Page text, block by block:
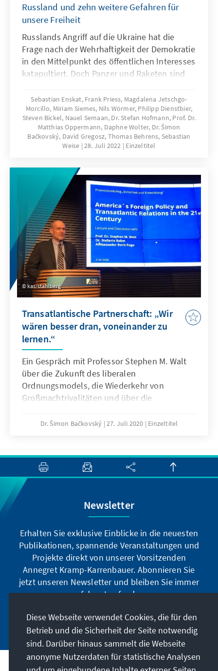
Russland und zehn weitere Gefahren für
unsere Freiheit
Russlands Angriff auf die Ukraine hat die
Frage nach der Wehrhaftigkeit der Demokratie
in den Mittelpunkt des öffentlichen Interesses
katapultiert. Doch Panzer und Raketen sind
Gesellschaft. Dieser Essayband widmet sich
daher neben der sicherheitspolitischen
Bedrohungslage in Europa noch einer Reihe
weiterer Gefahren für unsere Demokratie.
Sebastian Enskat, Frank Priess, Magdalena Jetschgo-
Morcillo, Miriam Siemes, Nils Wörmer, Philipp Dienstbier,
Steven Bickel, Nauel Semaan, Dr. Stefan Hofmann, Prof. Dr.
Matthias Oppermann, Daphne Wolter, Dr. Šimon
Bačkovský, David Gregosz, Thomas Behrens, Sebastian
Weise 28. Juli 2022 Einzeltitel
kas/stahlberg
Transatlantische Partnerschaft: „Wir
wären besser dran, voneinander zu
lernen.“
Ein Gespräch mit Professor Stephen M. Walt
über die Zukunft des liberalen
Ordnungsmodels, die Wiederkehr von
Großmachtrivalitäten und über die
an die geopolitischen Realitäten des 21.
Dr. Šimon Bačkovský 27. Juli 2020 Einzeltitel
Newsletter
Erhalten Sie exklusive Einblicke in die neuesten
Publikationen, spannende Veranstaltungen und
Projekte direkt von unserer Vorsitzenden
Annegret Kramp-Karrenbauer. Abonnieren Sie
jetzt unseren Newsletter und bleiben Sie immer
auf dem Laufenden.
Jetzt abonnieren
Diese Webseite verwendet Cookies, die für den
Betrieb und die Sicherheit der Seite notwendig
sind. Darüber hinaus sammelt die Webseite
anonyme Nutzerdaten für statistische Analysen